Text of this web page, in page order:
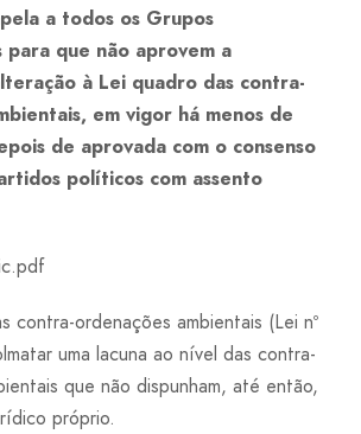
a todos os Grupos
para que não aprovem a
à Lei quadro das contra-
em vigor há menos de
de aprovada com o consenso
políticos com assento
contra-ordenações ambientais (Lei nº
uma lacuna ao nível das contra-
que não dispunham, até então,
próprio.